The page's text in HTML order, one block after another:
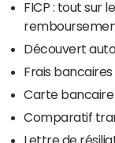
FICP : tout sur
Découvert
Frais
Carte bancaire
Comparatif
Lettre de